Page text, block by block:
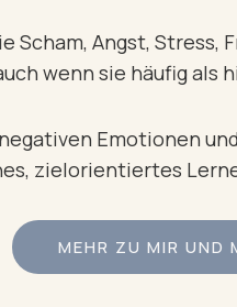
Scham, Angst,
wenn sie häufig als
Emotionen
zielorientiertes
MEHR ZU MIR UND